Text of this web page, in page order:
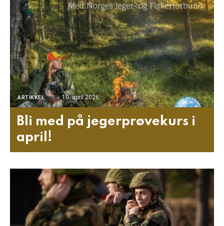
ARTIKKEL 10. april 2026
Bli med på jegerprøvekurs i
april!